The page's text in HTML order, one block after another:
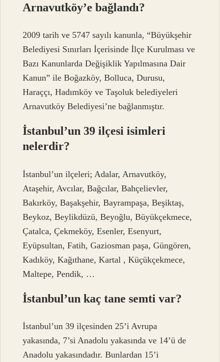
Arnavutköy’e bağlandı?
2009 tarih ve 5747 sayılı kanunla, “Büyükşehir
Belediyesi Sınırları İçerisinde İlçe Kurulması ve
Bazı Kanunlarda Değişiklik Yapılmasına Dair
Kanun” ile Boğazköy, Bolluca, Durusu,
Haraççı, Hadımköy ve Taşoluk belediyeleri
Arnavutköy Belediyesi’ne bağlanmıştır.
İstanbul’un 39 ilçesi isimleri
nelerdir?
İstanbul’un ilçeleri; Adalar, Arnavutköy,
Ataşehir, Avcılar, Bağcılar, Bahçelievler,
Bakırköy, Başakşehir, Bayrampaşa, Beşiktaş,
Beykoz, Beylikdüzü, Beyoğlu, Büyükçekmece,
Çatalca, Çekmeköy, Esenler, Esenyurt,
Eyüpsultan, Fatih, Gaziosman paşa, Güngören,
Kadıköy, Kağıthane, Kartal , Küçükçekmece,
Maltepe, Pendik, …
İstanbul’un kaç tane semti var?
İstanbul’un 39 ilçesinden 25’i Avrupa
yakasında, 7’si Anadolu yakasında ve 14’ü de
Anadolu yakasındadır. Bunlardan 15’i